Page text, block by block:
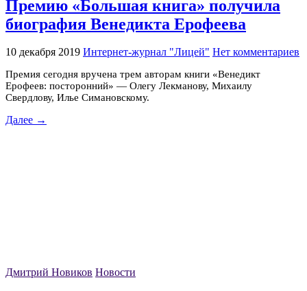
Премию «Большая книга» получила
биография Венедикта Ерофеева
10 декабря 2019 Интернет-журнал "Лицей" Нет комментариев
Премия сегодня вручена трем авторам книги «Венедикт
Ерофеев: посторонний» — Олегу Лекманову, Михаилу
Свердлову, Илье Симановскому.
Далее →
Дмитрий Новиков Новости